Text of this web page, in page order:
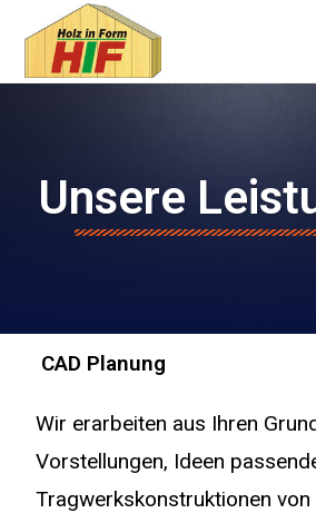
Unsere
CAD Planung
Wir erarbeiten aus Ihren
Vorstellungen, Ideen
Tragwerkskonstruktionen von